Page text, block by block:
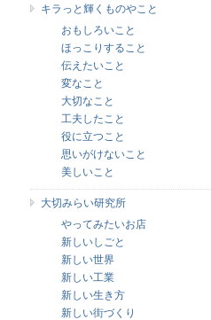
キラっと輝くものやこと
おもしろいこと
ほっこりすること
伝えたいこと
変なこと
大切なこと
工夫したこと
役に立つこと
思いがけないこと
美しいこと
大切みらい研究所
やってみたいお店
新しいしごと
新しい世界
新しい工業
新しい生き方
新しい街づくり